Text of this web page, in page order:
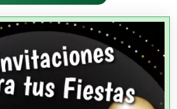
Aduanales
de Autos